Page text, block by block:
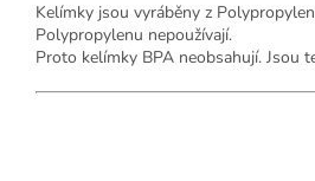
Kelímky jsou vyráběny z
Polypropylenu nepoužívají.
Proto kelímky BPA neobsahují. Jsou